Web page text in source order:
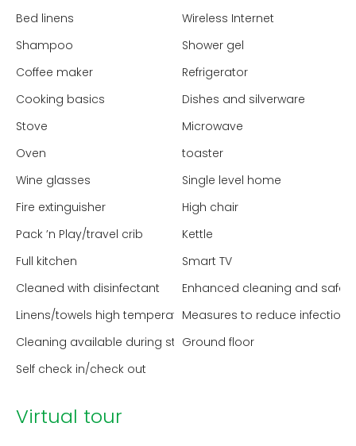
Bed linens
Wireless Internet
Shampoo
Shower gel
Coffee maker
Refrigerator
Cooking basics
Dishes and silverware
Stove
Microwave
Oven
toaster
Wine glasses
Single level home
Fire extinguisher
High chair
Pack ’n Play/travel crib
Kettle
Full kitchen
Smart TV
Cleaned with disinfectant
Enhanced cleaning and
Linens/towels high temperature washedMeasures to reduce infection
Cleaning available during stayGround floor
Self check in/check out
Virtual tour